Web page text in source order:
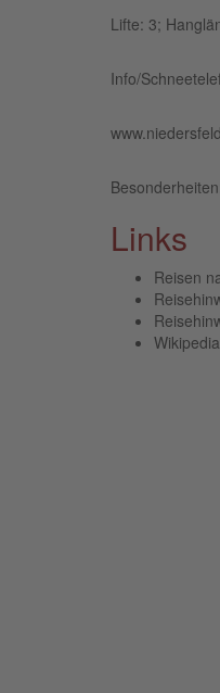
Lifte: 3;
Info/
Links
Reisen